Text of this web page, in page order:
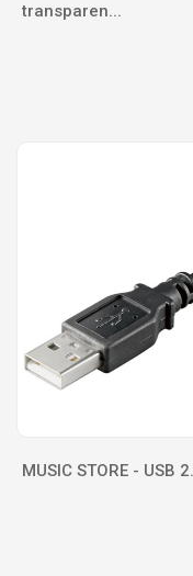
transparen...
MUSIC STORE - USB